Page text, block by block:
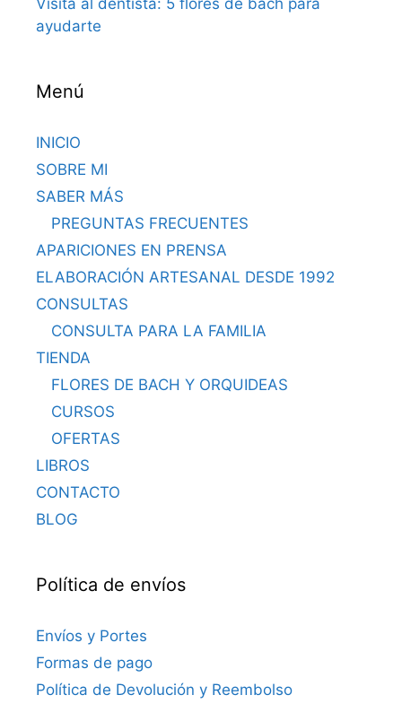
ayudarte
Menú
INICIO
SOBRE MI
SABER MÁS
PREGUNTAS FRECUENTES
APARICIONES EN PRENSA
ELABORACIÓN ARTESANAL DESDE 1992
CONSULTAS
CONSULTA PARA LA FAMILIA
TIENDA
FLORES DE BACH Y ORQUIDEAS
CURSOS
OFERTAS
LIBROS
CONTACTO
BLOG
Política de envíos
Envíos y Portes
Formas de pago
Política de Devolución y Reembolso